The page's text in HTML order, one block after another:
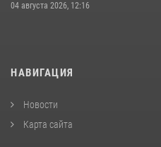
04 августа 2026, 12:16
НАВИГАЦИЯ
Новости
Карта сайта